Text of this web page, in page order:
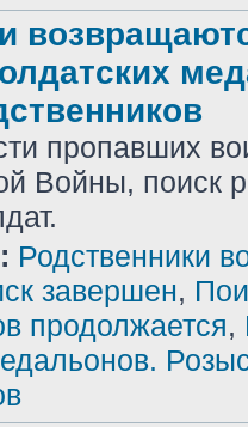
пропавших
Войны, поиск
Родственники
завершен,
продолжается,